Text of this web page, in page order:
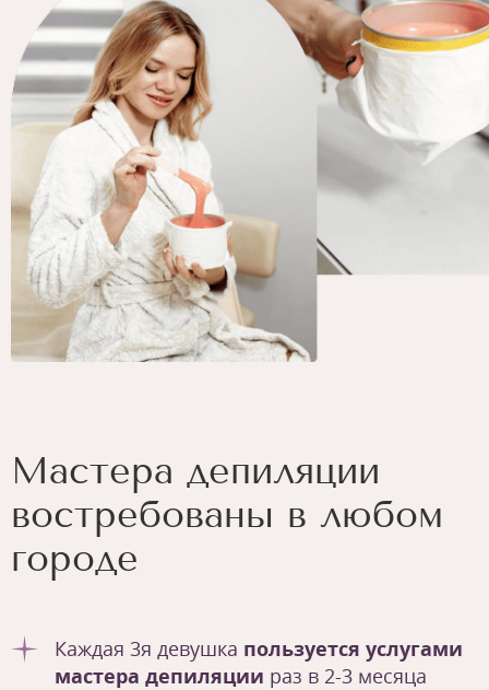
Мастера депиляции
востребованы в любом
городе
Каждая 3я девушка пользуется услугами
мастера депиляции раз в 2-3 месяца